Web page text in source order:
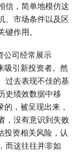
信，简单地模仿这
、市场条件以及区
作用。
公司经常展示
吸引新投资者。然
过去表现不佳的基
史绩效数据中移
，被呈现出来，
，没有意识到失败
投资相关风险，认
而这往往并非如